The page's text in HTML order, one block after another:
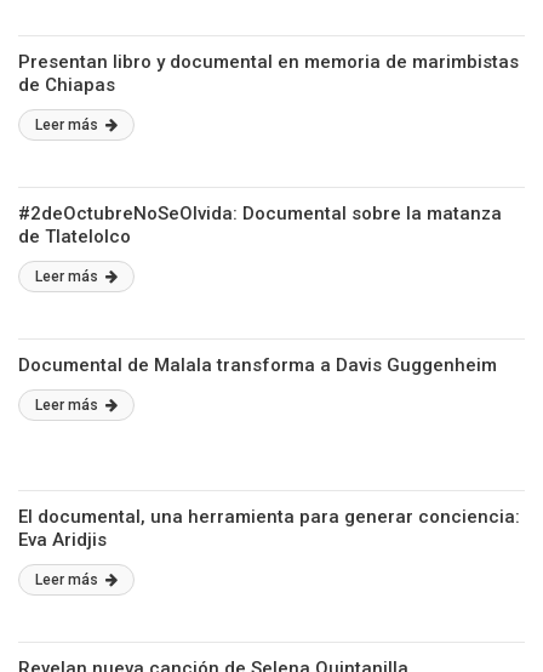
Presentan libro y documental en memoria de marimbistas
de Chiapas
Leer más
#2deOctubreNoSeOlvida: Documental sobre la matanza
de Tlatelolco
Leer más
Documental de Malala transforma a Davis Guggenheim
Leer más
El documental, una herramienta para generar conciencia:
Eva Aridjis
Leer más